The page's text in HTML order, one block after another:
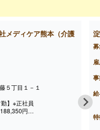
メディケア熊本（介護
５丁目１－１
勤】※正社員
円